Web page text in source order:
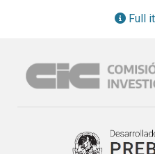
- Resistencia natural de
D. Sota
- Determinación de cobre
espectrometría de
- Criterio de evaluación
Full